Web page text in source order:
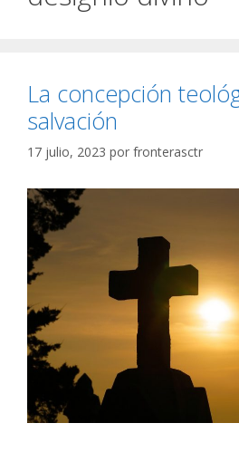
La concepción
salvación
17 julio, 2023 por fronterasctr